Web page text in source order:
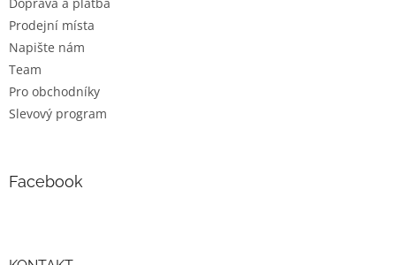
Prodejní místa
Napište nám
Team
Pro obchodníky
Slevový program
Facebook